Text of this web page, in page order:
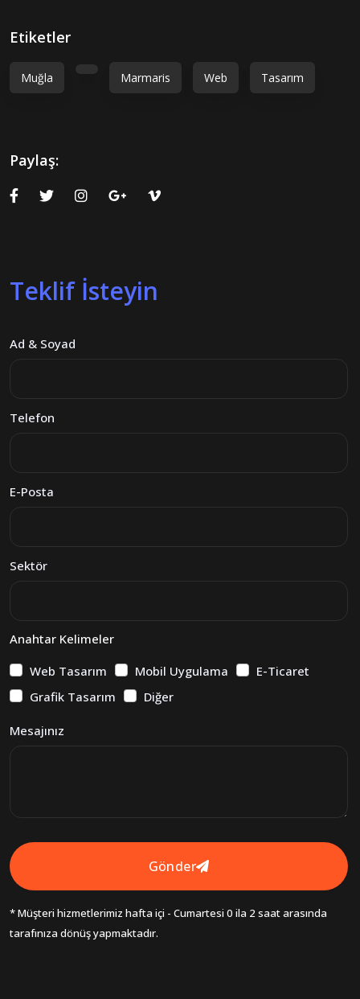
Etiketler
Muğla Marmaris Web Tasarım
Paylaş:
Teklif İsteyin
Ad & Soyad
Telefon
E-Posta
Sektör
Anahtar Kelimeler
Web Tasarım
Mobil Uygulama
E-Ticaret
Grafik Tasarım
Diğer
Mesajınız
Gönder
* Müşteri hizmetlerimiz hafta içi - Cumartesi 0 ila 2 saat arasında
tarafınıza dönüş yapmaktadır.